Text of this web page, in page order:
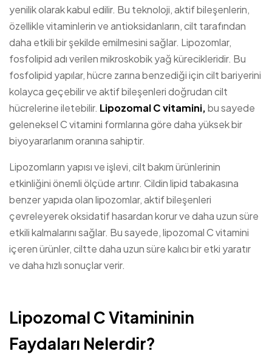
yenilik olarak kabul edilir. Bu teknoloji, aktif bileşenlerin,
özellikle vitaminlerin ve antioksidanların, cilt tarafından
daha etkili bir şekilde emilmesini sağlar. Lipozomlar,
fosfolipid adı verilen mikroskobik yağ kürecikleridir. Bu
fosfolipid yapılar, hücre zarına benzediği için cilt bariyerini
kolayca geçebilir ve aktif bileşenleri doğrudan cilt
hücrelerine iletebilir. Lipozomal C vitamini,bu sayede
geleneksel C vitamini formlarına göre daha yüksek bir
biyoyararlanım oranına sahiptir.
Lipozomların yapısı ve işlevi, cilt bakım ürünlerinin
etkinliğini önemli ölçüde artırır. Cildin lipid tabakasına
benzer yapıda olan lipozomlar, aktif bileşenleri
çevreleyerek oksidatif hasardan korur ve daha uzun süre
etkili kalmalarını sağlar. Bu sayede, lipozomal C vitamini
içeren ürünler, ciltte daha uzun süre kalıcı bir etki yaratır
ve daha hızlı sonuçlar verir.
Lipozomal C Vitamininin
Faydaları Nelerdir?